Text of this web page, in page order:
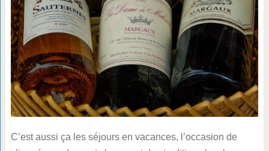
C’est aussi ça les séjours en vacances, l’occasion de